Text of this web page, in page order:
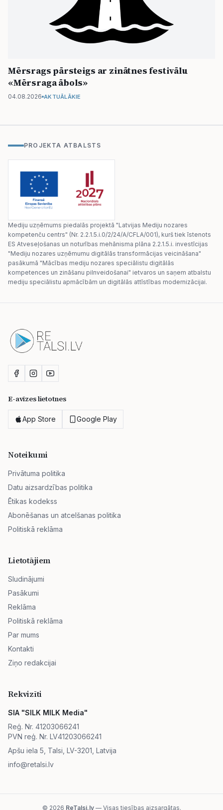
Mērsrags pārsteigs ar zinātnes festivālu
«Mērsraga ābols»
04.08.2026 AKTUĀLĀKIE
PROJEKTA ATBALSTS
Mediju uzņēmums piedalās projektā "Latvijas Mediju nozares
kompetenču centrs" (Nr. 2.2.1.5.i.0/2/24/A/CFLA/001), kurš tiek īstenots
ES Atveseļošanas un noturības mehānisma plāna 2.2.1.5.i. investīcijas
"Mediju nozares uzņēmumu digitālās transformācijas veicināšana"
pasākumā "Mācības mediju nozares speciālistu digitālās
kompetences un zināšanu pilnveidošanai" ietvaros un saņem atbalstu
mediju speciālistu apmācībām un digitālās attīstības modernizācijai.
E-avīzes lietotnes
App Store Google Play
Noteikumi
Privātuma politika
Datu aizsardzības politika
Ētikas kodekss
Abonēšanas un atcelšanas politika
Politiskā reklāma
Lietotājiem
Sludinājumi
Pasākumi
Reklāma
Politiskā reklāma
Par mums
Kontakti
Ziņo redakcijai
Rekvizīti
SIA "SILK MILK Media"
Reģ. Nr. 41203066241
PVN reģ. Nr. LV41203066241
Apšu iela 5, Talsi, LV-3201, Latvija
info@retalsi.lv
© 2026 ReTalsi.lv— Visas tiesības aizsargātas.